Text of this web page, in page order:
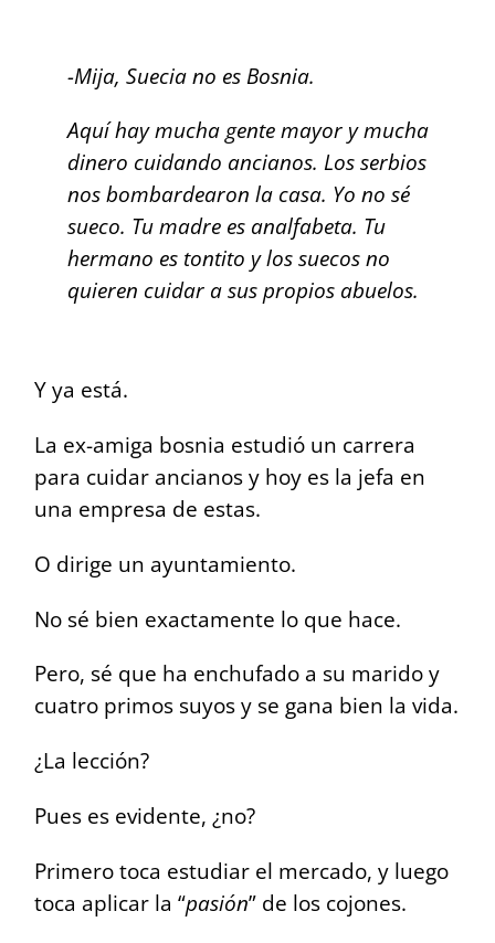
-Mija, Suecia no es Bosnia.
Aquí hay mucha gente mayor y mucha
dinero cuidando ancianos. Los serbios
nos bombardearon la casa. Yo no sé
sueco. Tu madre es analfabeta. Tu
hermano es tontito y los suecos no
quieren cuidar a sus propios abuelos.
Y ya está.
La ex-amiga bosnia estudió un carrera
para cuidar ancianos y hoy es la jefa en
una empresa de estas.
O dirige un ayuntamiento.
No sé bien exactamente lo que hace.
Pero, sé que ha enchufado a su marido y
cuatro primos suyos y se gana bien la vida.
¿La lección?
Pues es evidente, ¿no?
Primero toca estudiar el mercado, y luego
toca aplicar la “pasión” de los cojones.